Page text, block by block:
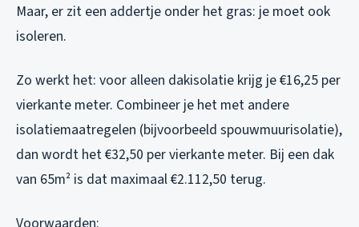
Maar, er zit een addertje onder het gras: je moet ook
isoleren.
Zo werkt het: voor alleen dakisolatie krijg je €16,25 per
vierkante meter. Combineer je het met andere
isolatiemaatregelen (bijvoorbeeld spouwmuurisolatie),
dan wordt het €32,50 per vierkante meter. Bij een dak
van 65m² is dat maximaal €2.112,50 terug.